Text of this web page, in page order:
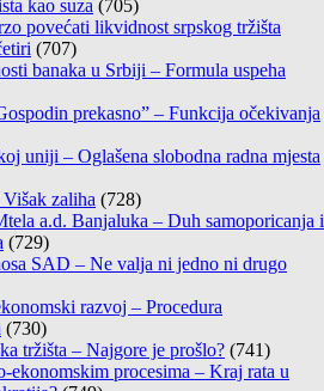
kao suza (705)
povećati likvidnost srpskog tržišta
(707)
banaka u Srbiji – Formula uspeha
prekasno” – Funkcija očekivanja
uniji – Oglašena slobodna radna mjesta
zaliha (728)
a.d. Banjaluka – Duh samoporicanja i
(729)
SAD – Ne valja ni jedno ni drugo
razvoj – Procedura
(730)
tržišta – Najgore je prošlo? (741)
ekonomskim procesima – Kraj rata u